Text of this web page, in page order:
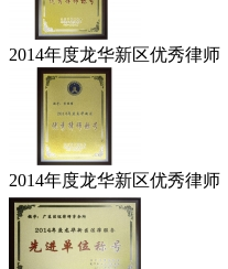
2014年度龙华新区优秀律师
2014年度龙华新区优秀律师